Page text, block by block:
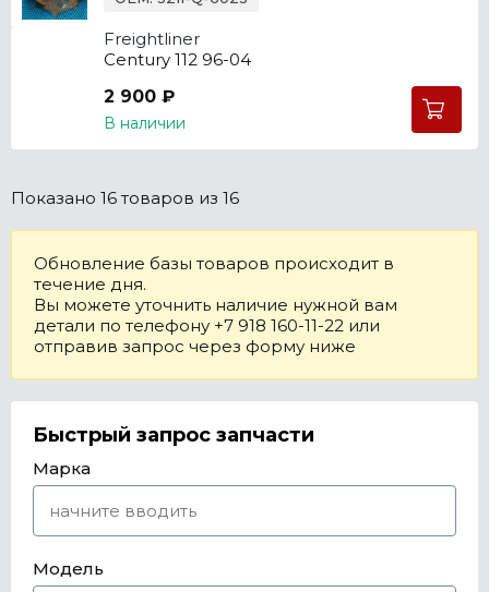
Freightliner
Century 112 96-04
2 900 ₽
В наличии
Показано 16 товаров из 16
Обновление базы товаров происходит в
течение дня.
Вы можете уточнить наличие нужной вам
детали по телефону +7 918 160-11-22 или
отправив запрос через форму ниже
Быстрый запрос запчасти
Марка
Модель